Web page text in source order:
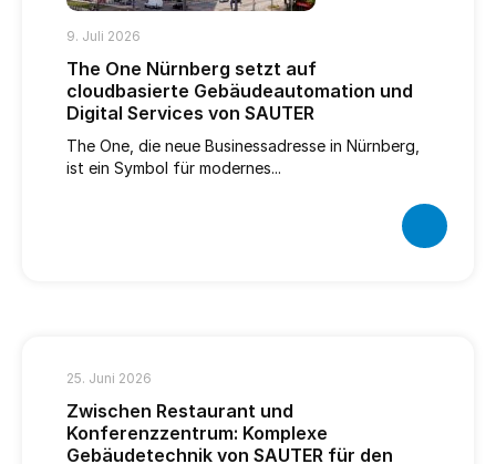
9. Juli 2026
The One Nürnberg setzt auf
cloudbasierte Gebäudeautomation und
Digital Services von SAUTER
The One, die neue Businessadresse in Nürnberg,
ist ein Symbol für modernes...
25. Juni 2026
Zwischen Restaurant und
Konferenzzentrum: Komplexe
Gebäudetechnik von SAUTER für den